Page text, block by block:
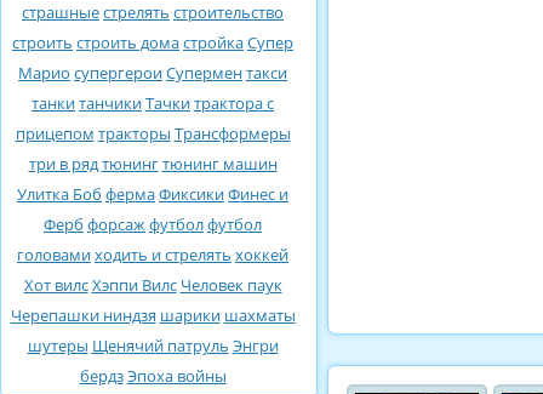
страшныестрелять строительство
строить строить домастройкаСупер
Марио супергероиСуперментакси
танкитанчикиТачкитрактора с
прицепом тракторы Трансформеры
три в рядтюнингтюнинг машин
Улитка Боб фермаФиксикиФинес и
Ферб форсажфутболфутбол
головамиходить и стрелять хоккей
Хот вилсХэппи Вилс Человек паук
Черепашки ниндзя шарики шахматы
шутеры Щенячий патруль Энгри
бердзЭпоха войны